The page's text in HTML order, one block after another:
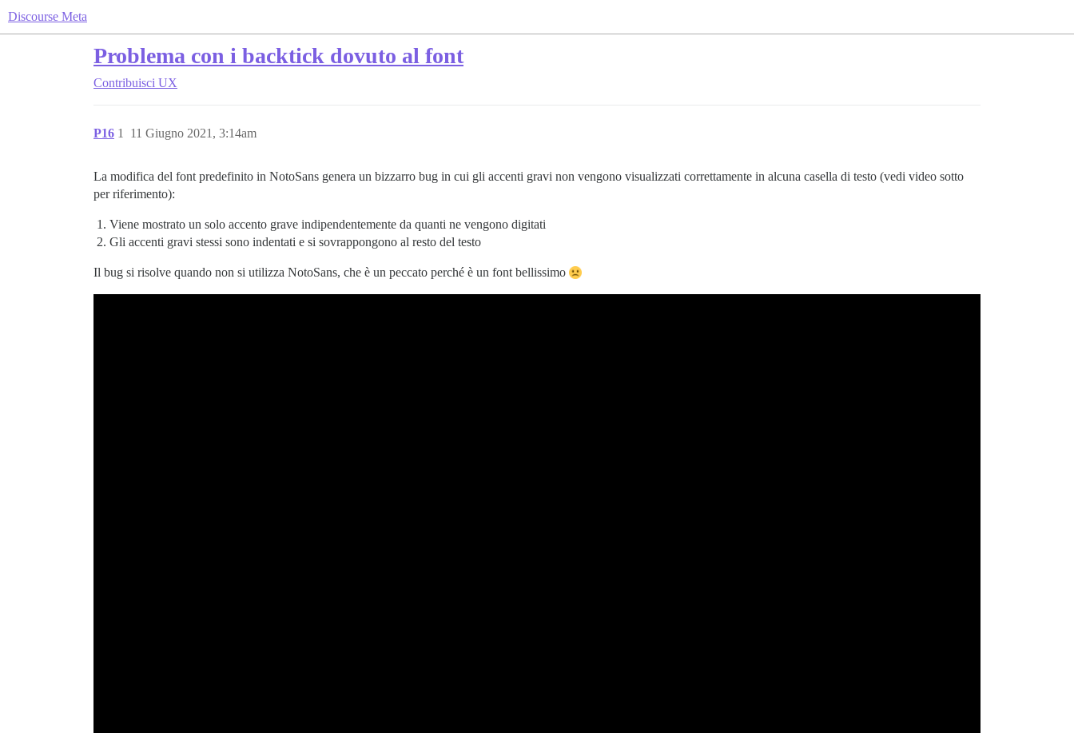
Discourse Meta
Problema con i backtick dovuto al font
Contribuisci UX
P16 11 Giugno 2021, 3:14am
1
La modifica del font predefinito in NotoSans genera un bizzarro bug in cui gli accenti gravi non vengono visualizzati correttamente in alcuna casella di testo (vedi video sotto
per riferimento):
Viene mostrato un solo accento grave indipendentemente da quanti ne vengono digitati
Gli accenti gravi stessi sono indentati e si sovrappongono al resto del testo
Il bug si risolve quando non si utilizza NotoSans, che è un peccato perché è un font bellissimo